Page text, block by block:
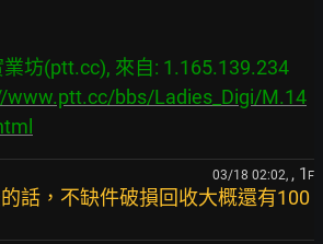
坊(ptt.cc), 來自: 1.165.139.234
www.ptt.cc/bbs/Ladies_Digi/M.14
03/18 02:02, , 1 F
話，不缺件破損回收大概還有100